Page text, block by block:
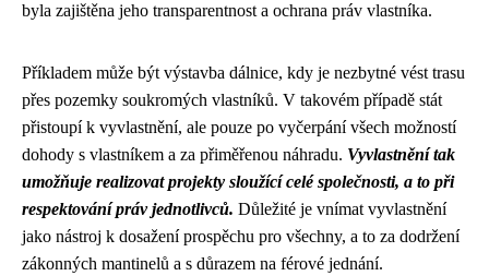
byla zajištěna jeho transparentnost a ochrana práv vlastníka.
Příkladem může být výstavba dálnice, kdy je nezbytné vést trasu
přes pozemky soukromých vlastníků. V takovém případě stát
přistoupí k vyvlastnění, ale pouze po vyčerpání všech možností
dohody s vlastníkem a za přiměřenou náhradu. Vyvlastnění tak
umožňuje realizovat projekty sloužící celé společnosti, a to při
respektování práv jednotlivců. Důležité je vnímat vyvlastnění
jako nástroj k dosažení prospěchu pro všechny, a to za dodržení
zákonných mantinelů a s důrazem na férové jednání.